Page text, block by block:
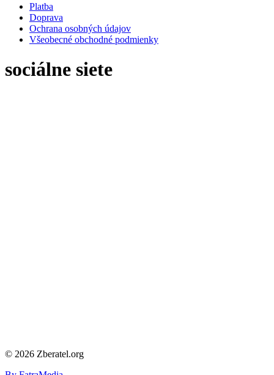
Platba
Doprava
Ochrana osobných údajov
Všeobecné obchodné podmienky
sociálne siete
© 2026 Zberatel.org